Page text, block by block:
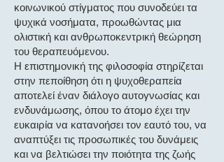
κοινωνικού στίγματος που συνοδεύει τα
ψυχικά νοσήματα, προωθώντας μια
ολιστική και ανθρωποκεντρική θεώρηση
του θεραπευόμενου.
Η επιστημονική της φιλοσοφία στηρίζεται
στην πεποίθηση ότι η ψυχοθεραπεία
αποτελεί έναν διάλογο αυτογνωσίας και
ενδυνάμωσης, όπου το άτομο έχει την
ευκαιρία να κατανοήσει τον εαυτό του, να
αναπτύξει τις προσωπικές του δυνάμεις
και να βελτιώσει την ποιότητα της ζωής